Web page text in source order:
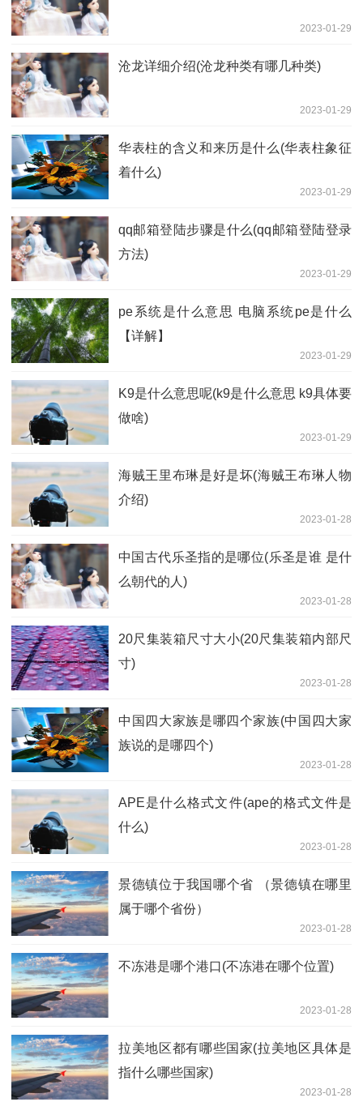
2023-01-29
沧龙详细介绍(沧龙种类有哪几种类)
2023-01-29
华表柱的含义和来历是什么(华表柱象征
着什么)
2023-01-29
qq邮箱登陆步骤是什么(qq邮箱登陆登录
方法)
2023-01-29
pe系统是什么意思 电脑系统pe是什么
【详解】
2023-01-29
K9是什么意思呢(k9是什么意思 k9具体要
做啥)
2023-01-29
海贼王里布琳是好是坏(海贼王布琳人物
介绍)
2023-01-28
中国古代乐圣指的是哪位(乐圣是谁 是什
么朝代的人)
2023-01-28
20尺集装箱尺寸大小(20尺集装箱内部尺
寸)
2023-01-28
中国四大家族是哪四个家族(中国四大家
族说的是哪四个)
2023-01-28
APE是什么格式文件(ape的格式文件是
什么)
2023-01-28
景德镇位于我国哪个省 （景德镇在哪里
属于哪个省份）
2023-01-28
不冻港是哪个港口(不冻港在哪个位置)
2023-01-28
拉美地区都有哪些国家(拉美地区具体是
指什么哪些国家)
2023-01-28